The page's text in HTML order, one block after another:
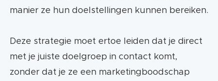
manier ze hun doelstellingen kunnen bereiken.
Deze strategie moet ertoe leiden dat je direct
met je juiste doelgroep in contact komt,
zonder dat je ze een marketingboodschap